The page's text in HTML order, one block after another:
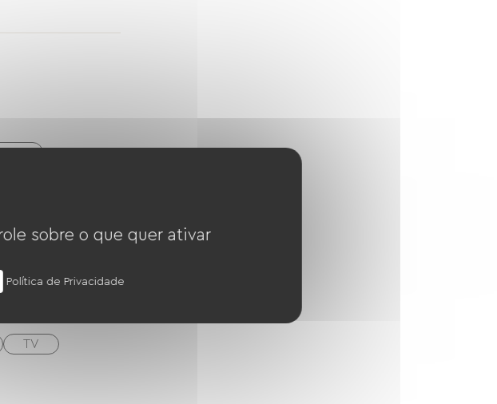
TV
sobre o que quer ativar
Política de Privacidade